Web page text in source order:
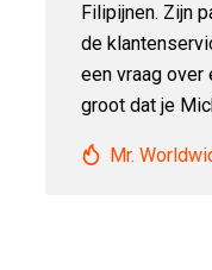
Filipijnen. Zijn
de
een vraag over
groot dat je
Mr.